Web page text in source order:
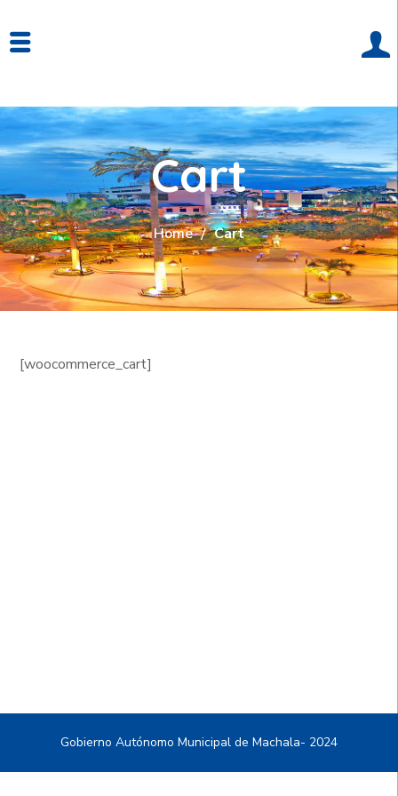
Cart
Home Cart
[woocommerce_cart]
Gobierno Autónomo Municipal de Machala- 2024